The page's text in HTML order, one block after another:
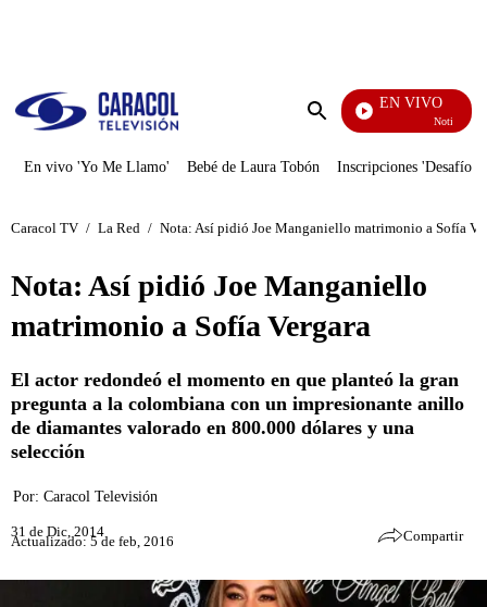
Enviar
EN VIVO
Noticias
En vivo 'Yo Me Llamo' Bebé de Laura Tobón Inscripciones 'Desafío'
Caracol TV / La Red / Nota: Así pidió Joe Manganiello matrimonio a Sofía
Nota: Así pidió Joe Manganiello
matrimonio a Sofía Vergara
El actor redondeó el momento en que planteó la gran
pregunta a la colombiana con un impresionante anillo
de diamantes valorado en 800.000 dólares y una
selección
Por: Caracol Televisión
31 de Dic, 2014
Actualizado: 5 de feb, 2016 Compartir